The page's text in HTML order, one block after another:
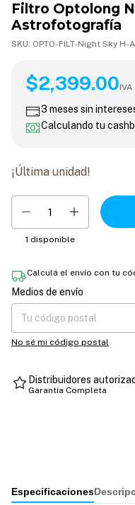
Filtro Optolong
Astrofotografía
SKU: OPTO-FILT-Night Sky H-
$2,399.00
$2,399.00
3 meses sin
Calculando tu
¡Última unidad!
1 disponible
Calculá el envío con tu
Entregas para el CP:
Medios de envío
No sé mi código postal
Distribuidores
Garantía Completa
Especificaciones